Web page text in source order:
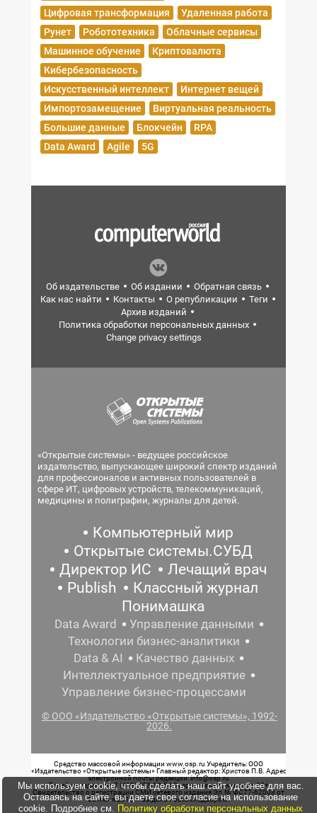
Цифровая трансформация
Удаленная работа
Рунет
Робототехника
Облачные сервисы
Машинное обучение
Криптовалюта
Кибербезопасность
Искусственный интеллект
Интернет вещей
Импортозамещение
Виртуальная реальность
Большие данные
Блокчейн
RPA
Data Award
Agile 5G
Об издательстве Об издании
Обратная связь
Как нас найти
Контакты О републикации
Теги
Архив изданий
Политика обработки персональных данных
Change privacy settings
«Открытые системы» - ведущее российское
издательство, выпускающее широкий спектр изданий
для профессионалов и активных пользователей в
сфере ИТ, цифровых устройств, телекоммуникаций,
медицины и полиграфии, журналы для детей.
Компьютерный мир
Открытые системы.СУБД
Директор ИС
Лечащий врач
Publish
Классный журнал
Понимашка
Data Award
Управление данными
Технологии бизнес-аналитики
Data & AI
Качество данных
Интеллектуальное предприятие
Управление бизнес-процессами
© ООО «Издательство «Открытые системы», 1992-
2026.
Средство массовой информации www.osp.ru Учредитель: ООО
«Издательство «Открытые системы» Главный редактор: Христов П.В. Адрес
электронной почты редакции: info@osp.ru
Телефон редакции: 7 (499) 703-18-54 Возрастная маркировка: 12+
Свидетельство о регистрации СМИ сетевого издания Эл.№ ФС77-62008 от
05 июня 2015 г. выдано Роскомнадзором.
Мы используем cookie, чтобы сделать наш сайт удобнее для вас.
Оставаясь на сайте, вы даете свое согласие на использование
cookie. Подробнее см. Политику обработки персональных данных